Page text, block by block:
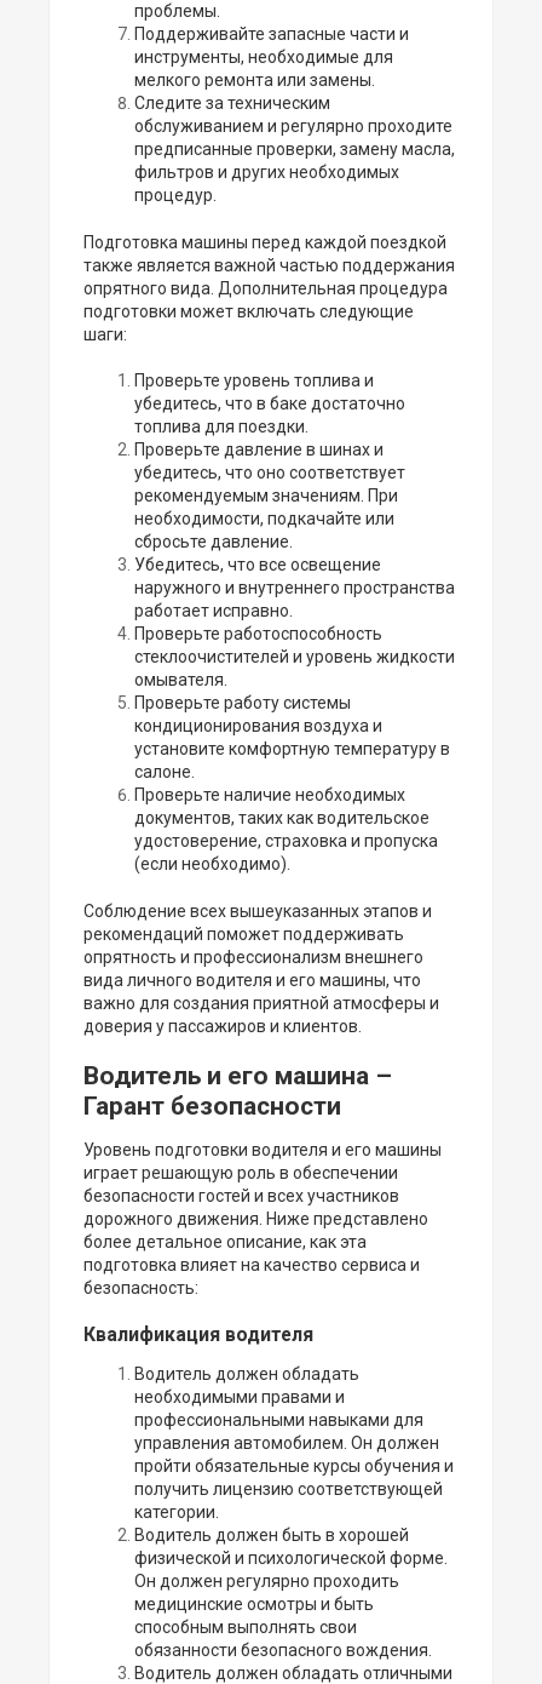
проблемы.
Поддерживайте запасные части и
инструменты, необходимые для
мелкого ремонта или замены.
Следите за техническим
обслуживанием и регулярно проходите
предписанные проверки, замену масла,
фильтров и других необходимых
процедур.
Подготовка машины перед каждой поездкой
также является важной частью поддержания
опрятного вида. Дополнительная процедура
подготовки может включать следующие
шаги:
Проверьте уровень топлива и
убедитесь, что в баке достаточно
топлива для поездки.
Проверьте давление в шинах и
убедитесь, что оно соответствует
рекомендуемым значениям. При
необходимости, подкачайте или
сбросьте давление.
Убедитесь, что все освещение
наружного и внутреннего пространства
работает исправно.
Проверьте работоспособность
стеклоочистителей и уровень жидкости
омывателя.
Проверьте работу системы
кондиционирования воздуха и
установите комфортную температуру в
салоне.
Проверьте наличие необходимых
документов, таких как водительское
удостоверение, страховка и пропуска
(если необходимо).
Соблюдение всех вышеуказанных этапов и
рекомендаций поможет поддерживать
опрятность и профессионализм внешнего
вида личного водителя и его машины, что
важно для создания приятной атмосферы и
доверия у пассажиров и клиентов.
Водитель и его машина –
Гарант безопасности
Уровень подготовки водителя и его машины
играет решающую роль в обеспечении
безопасности гостей и всех участников
дорожного движения. Ниже представлено
более детальное описание, как эта
подготовка влияет на качество сервиса и
безопасность:
Квалификация водителя
Водитель должен обладать
необходимыми правами и
профессиональными навыками для
управления автомобилем. Он должен
пройти обязательные курсы обучения и
получить лицензию соответствующей
категории.
Водитель должен быть в хорошей
физической и психологической форме.
Он должен регулярно проходить
медицинские осмотры и быть
способным выполнять свои
обязанности безопасного вождения.
Водитель должен обладать отличными